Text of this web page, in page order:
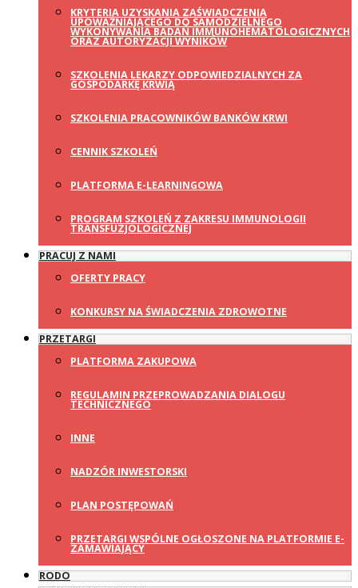
KRYTERIA UZYSKANIA ZAŚWIADCZENIA
UPOWAŻNIAJĄCEGO DO SAMODZIELNEGO
WYKONYWANIA BADAŃ IMMUNOHEMATOLOGICZNYCH
ORAZ AUTORYZACJI WYNIKÓW
SZKOLENIA LEKARZY ODPOWIEDZIALNYCH ZA
GOSPODARKĘ KRWIĄ
SZKOLENIA PRACOWNIKÓW BANKÓW KRWI
CENNIK SZKOLEŃ
PLATFORMA E-LEARNINGOWA
PROGRAM SZKOLEŃ Z ZAKRESU IMMUNOLOGII
TRANSFUZJOLOGICZNEJ
PRACUJ Z NAMI
OFERTY PRACY
KONKURSY NA ŚWIADCZENIA ZDROWOTNE
PRZETARGI
PLATFORMA ZAKUPOWA
REGULAMIN PRZEPROWADZANIA DIALOGU
TECHNICZNEGO
INNE
NADZÓR INWESTORSKI
PLAN POSTĘPOWAŃ
PRZETARGI WSPÓLNE OGŁOSZONE NA PLATFORMIE E-
ZAMAWIAJĄCY
RODO